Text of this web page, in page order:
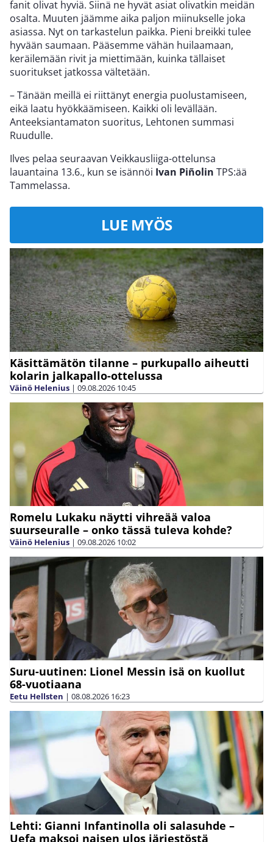
fanit olivat hyviä. Siinä ne hyvät asiat olivatkin meidän
osalta. Muuten jäämme aika paljon miinukselle joka
asiassa. Nyt on tarkastelun paikka. Pieni breikki tulee
hyvään saumaan. Pääsemme vähän huilaamaan,
keräilemään rivit ja miettimään, kuinka tällaiset
suoritukset jatkossa vältetään.
– Tänään meillä ei riittänyt energia puolustamiseen,
eikä laatu hyökkäämiseen. Kaikki oli levällään.
Anteeksiantamaton suoritus, Lehtonen summasi
Ruudulle.
Ilves pelaa seuraavan Veikkausliiga-ottelunsa
lauantaina 13.6., kun se isännöi Ivan Piñolin TPS:ää
Tammelassa.
LUE MYÖS
Käsittämätön tilanne – purkupallo aiheutti
kolarin jalkapallo-ottelussa
Väinö Helenius | 09.08.2026 10:45
Romelu Lukaku näytti vihreää valoa
suurseuralle – onko tässä tuleva kohde?
Väinö Helenius | 09.08.2026 10:02
Suru-uutinen: Lionel Messin isä on kuollut
68-vuotiaana
Eetu Hellsten | 08.08.2026 16:23
Lehti: Gianni Infantinolla oli salasuhde –
Uefa maksoi naisen ulos järjestöstä